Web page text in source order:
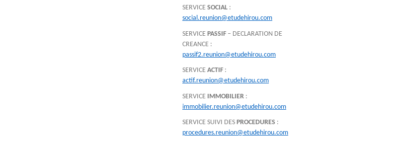
SERVICE SOCIAL :
social.reunion@etudehirou.com
SERVICE PASSIF – DECLARATION DE
CREANCE :
passif2.reunion@etudehirou.com
SERVICE ACTIF :
actif.reunion@etudehirou.com
SERVICE IMMOBILIER :
immobilier.reunion@etudehirou.com
SERVICE SUIVI DES PROCEDURES :
procedures.reunion@etudehirou.com